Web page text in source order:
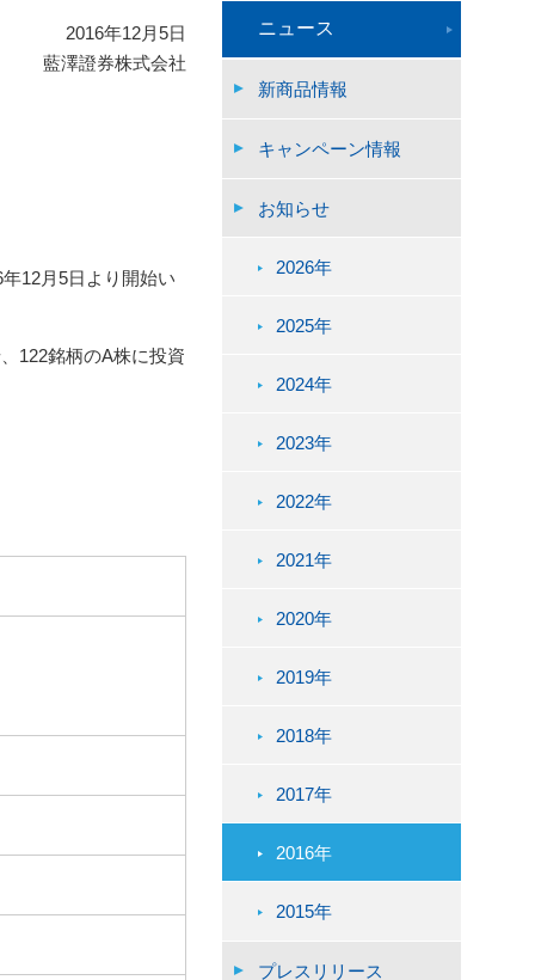
2016年12月5日
藍澤證券株式会社
12月5日より開始い
122銘柄のA株に投資
ニュース
新商品情報
キャンペーン情報
お知らせ
2026年
2025年
2024年
2023年
2022年
2021年
2020年
2019年
2018年
2017年
2016年
2015年
プレスリリース